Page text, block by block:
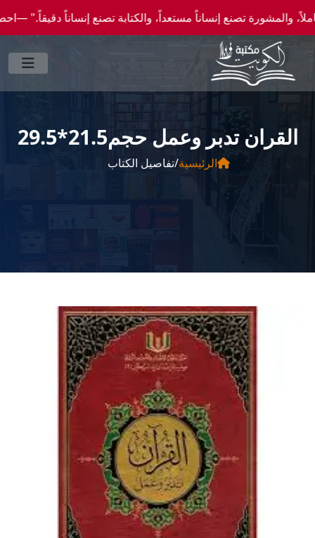
تصنع إنساناً مستعداً، والكتابة تصنع إنساناً دقيقاً." —احصل علي عروض وخصومات خاصة
القران تدبر وعمل حجم21.5*29.5
الرئيسية/تفاصيل الكتاب